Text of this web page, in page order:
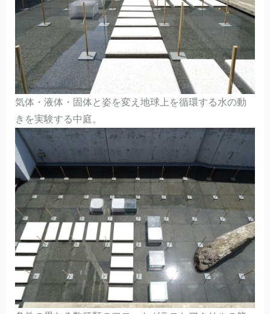
気体・液体・固体と姿を変え地球上を循環する水の動
きを実験する中庭。